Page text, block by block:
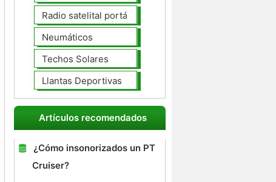
Radio satelital portátil
Neumáticos
Techos Solares
Llantas Deportivas
Artículos recomendados
¿Cómo insonorizados un PT
Cruiser?